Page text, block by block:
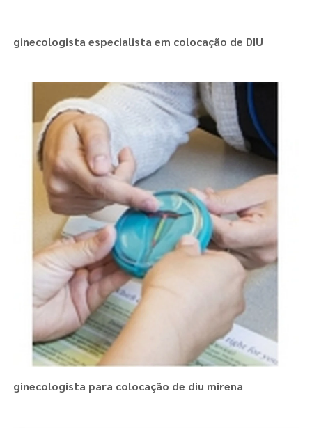
ginecologista especialista em colocação de DIU
ginecologista para colocação de diu mirena